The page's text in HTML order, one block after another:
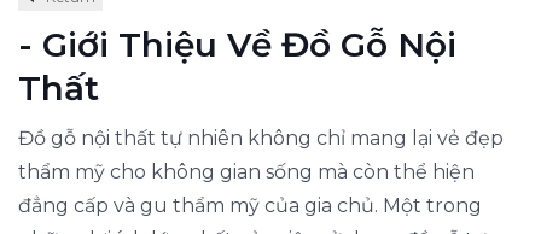
- Giới Thiệu Về Đồ Gỗ Nội
Thất
Đồ gỗ nội thất tự nhiên không chỉ mang lại vẻ đẹp
thẩm mỹ cho không gian sống mà còn thể hiện
đẳng cấp và gu thẩm mỹ của gia chủ. Một trong